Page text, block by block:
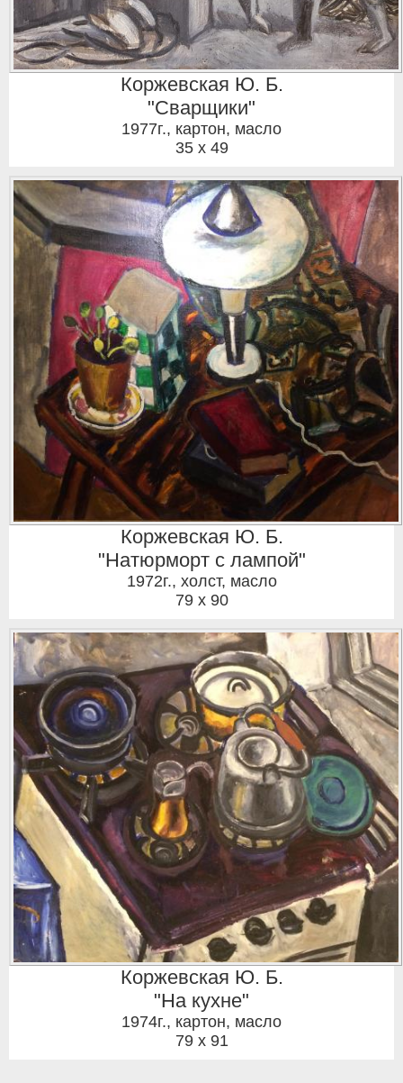
Коржевская Ю. Б.
"Сварщики"
1977г., картон, масло
35 x 49
Коржевская Ю. Б.
"Натюрморт с лампой"
1972г., холст, масло
79 x 90
Коржевская Ю. Б.
"На кухне"
1974г., картон, масло
79 x 91